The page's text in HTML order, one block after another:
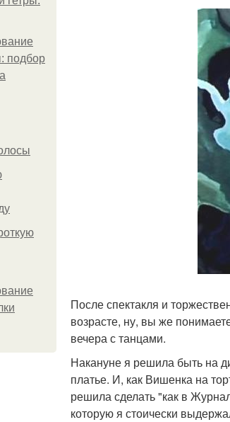
подбор
После спектакля и
возрасте, ну, вы же
вечера с танцами.
Накануне я решила быть на
платье. И, как Вишенка на
решила сделать "как в
которую я стоически